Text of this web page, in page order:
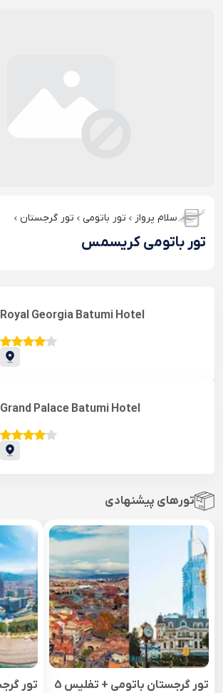
سلام پرواز تور باتومی تور گرجستان
تور باتومی کریسمس
Royal Georgia Batumi Hotel
Grand Palace Batumi Hotel
تورهای پیشنهادی
تور گرجستان باتومی + تفلیس 5